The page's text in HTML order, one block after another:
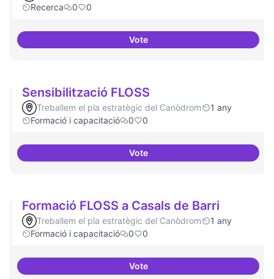
Recerca
0 0
VoteEspai on fer masterclass
Sensibilització FLOSS
Treballem el pla estratègic del Canòdrom
1 any
Formació i capacitació
0 0
VoteSensibilització FLOSS
Formació FLOSS a Casals de Barri
Treballem el pla estratègic del Canòdrom
1 any
Formació i capacitació
0 0
VoteFormació FLOSS a Casals de